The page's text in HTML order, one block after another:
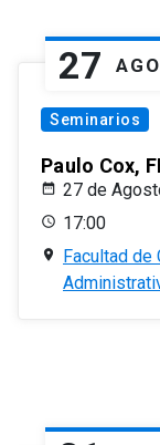
27 AGO
Seminarios
Paulo Cox,
27 de
17:00
Facultad de